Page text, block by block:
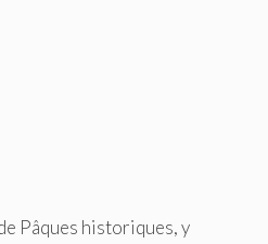
Pâques historiques, y